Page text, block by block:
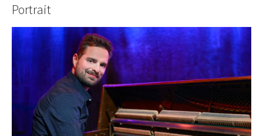
Portrait
Show larger version for: